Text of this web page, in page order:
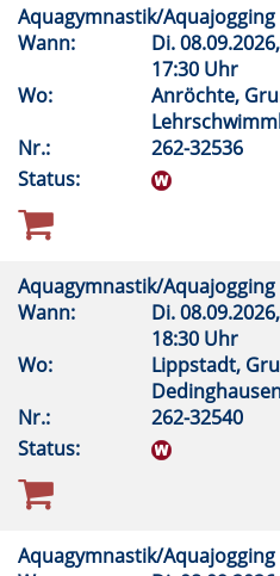
Aquagymnastik/Aquajogging
Wann:
Di.08.09.2026,
17:30 Uhr
Wo:
Anröchte,
Nr.:
262-32536
Status:
Aquagymnastik/Aquajogging
Wann:
Di.08.09.2026,
18:30 Uhr
Wo:
Lippstadt,
Nr.:
262-32540
Status:
Aquagymnastik/Aquajogging